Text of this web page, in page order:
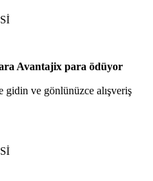
Avantajix para ödüyor
gidin ve gönlünüzce alışveriş